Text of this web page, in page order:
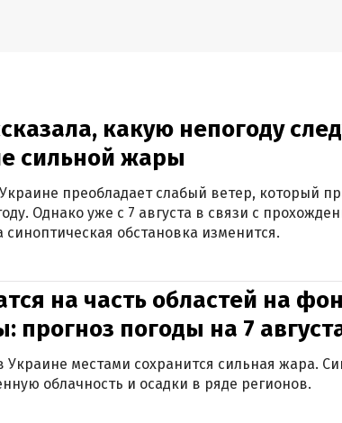
какую непогоду
сильной жары
преобладает слабый ветер, который
Однако уже с 7 августа в связи с
обстановка изменится.
на часть областей на
прогноз погоды на 7
Украине местами сохранится сильная жара.
облачность и осадки в ряде регионов.